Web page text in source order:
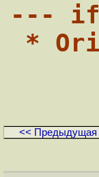
---
*
<< Предыдущая